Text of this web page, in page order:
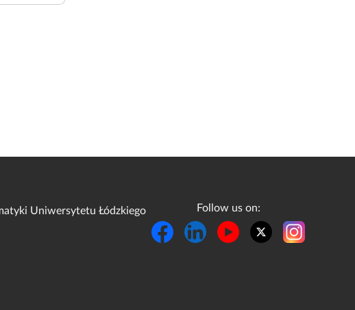
Uniwersytetu Łódzkiego
Follow us on: